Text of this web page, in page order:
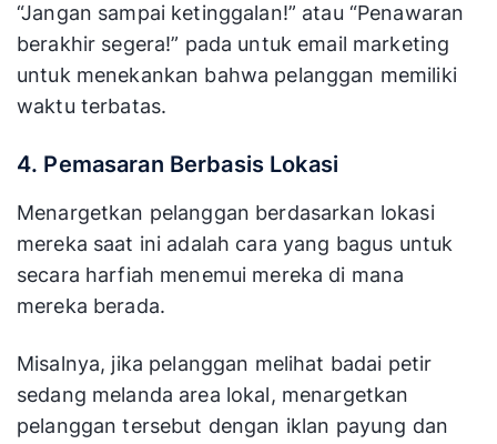
“Jangan sampai ketinggalan!” atau “Penawaran
berakhir segera!” pada untuk email marketing
untuk menekankan bahwa pelanggan memiliki
waktu terbatas.
4. Pemasaran Berbasis Lokasi
Menargetkan pelanggan berdasarkan lokasi
mereka saat ini adalah cara yang bagus untuk
secara harfiah menemui mereka di mana
mereka berada.
Misalnya, jika pelanggan melihat badai petir
sedang melanda area lokal, menargetkan
pelanggan tersebut dengan iklan payung dan